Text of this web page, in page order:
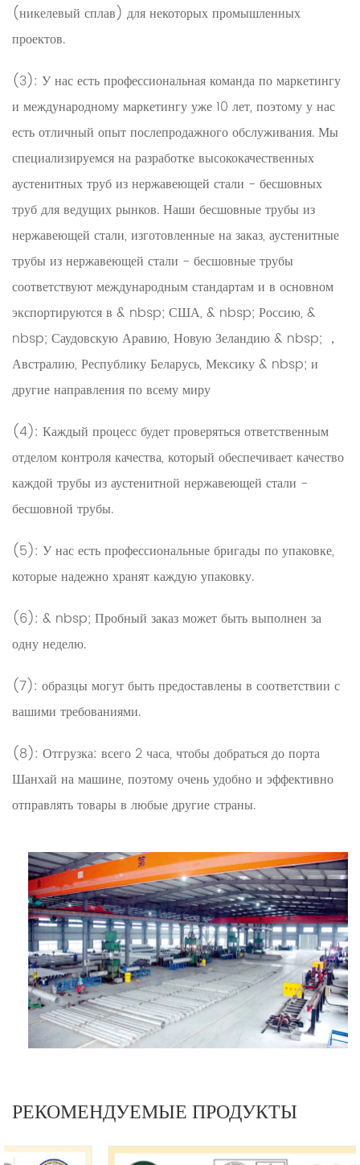
(никелевый сплав) для некоторых промышленных
проектов.
(3): У нас есть профессиональная команда по маркетингу
и международному маркетингу уже 10 лет, поэтому у нас
есть отличный опыт послепродажного обслуживания. Мы
специализируемся на разработке высококачественных
аустенитных труб из нержавеющей стали - бесшовных
труб для ведущих рынков. Наши бесшовные трубы из
нержавеющей стали, изготовленные на заказ, аустенитные
трубы из нержавеющей стали - бесшовные трубы
соответствуют международным стандартам и в основном
экспортируются в & nbsp; США, & nbsp; Россию, &
nbsp; Саудовскую Аравию, Новую Зеландию & nbsp; ，
Австралию, Республику Беларусь, Мексику & nbsp; и
другие направления по всему миру
(4): Каждый процесс будет проверяться ответственным
отделом контроля качества, который обеспечивает качество
каждой трубы из аустенитной нержавеющей стали -
бесшовной трубы.
(5): У нас есть профессиональные бригады по упаковке,
которые надежно хранят каждую упаковку.
(6): & nbsp; Пробный заказ может быть выполнен за
одну неделю.
(7): образцы могут быть предоставлены в соответствии с
вашими требованиями.
(8): Отгрузка: всего 2 часа, чтобы добраться до порта
Шанхай на машине, поэтому очень удобно и эффективно
отправлять товары в любые другие страны.
РЕКОМЕНДУЕМЫЕ ПРОДУКТЫ